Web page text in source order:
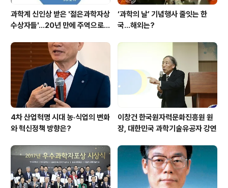
과학계 신인상 받은 '젊은과학자상
수상자들'…20년 만에 주역으로
‘과학의 날’ 기념행사 줄잇는 한
국…해외는?
4차 산업혁명 시대 농·식업의 변화
와 혁신정책 방향은?
이창건 한국원자력문화진흥원 원
장, 대한민국 과학기술유공자 강연